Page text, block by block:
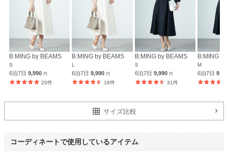
B:MING by BEAMS
S
6泊7日 9,990 円
20件
B:MING by BEAMS
L
6泊7日9,990円
18件
B:MING by BEAMS
S
6泊7日 9,990 円
31件
B:MING
M
6泊7日
サイズ比較
コーディネートで使用しているアイテム